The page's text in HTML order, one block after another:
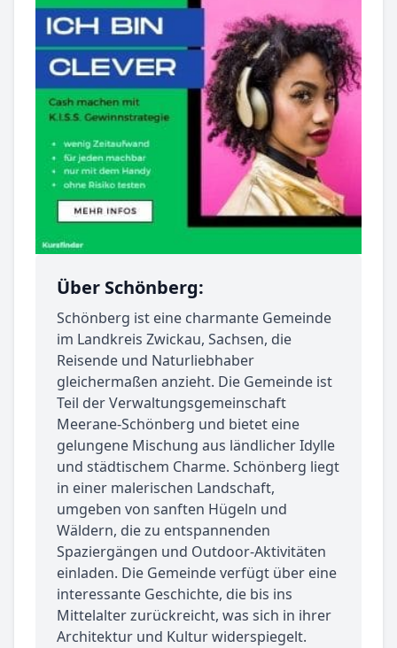
Über Schönberg:
Schönberg ist eine charmante Gemeinde
im Landkreis Zwickau, Sachsen, die
Reisende und Naturliebhaber
gleichermaßen anzieht. Die Gemeinde ist
Teil der Verwaltungsgemeinschaft
Meerane-Schönberg und bietet eine
gelungene Mischung aus ländlicher Idylle
und städtischem Charme. Schönberg liegt
in einer malerischen Landschaft,
umgeben von sanften Hügeln und
Wäldern, die zu entspannenden
Spaziergängen und Outdoor-Aktivitäten
einladen. Die Gemeinde verfügt über eine
interessante Geschichte, die bis ins
Mittelalter zurückreicht, was sich in ihrer
Architektur und Kultur widerspiegelt.